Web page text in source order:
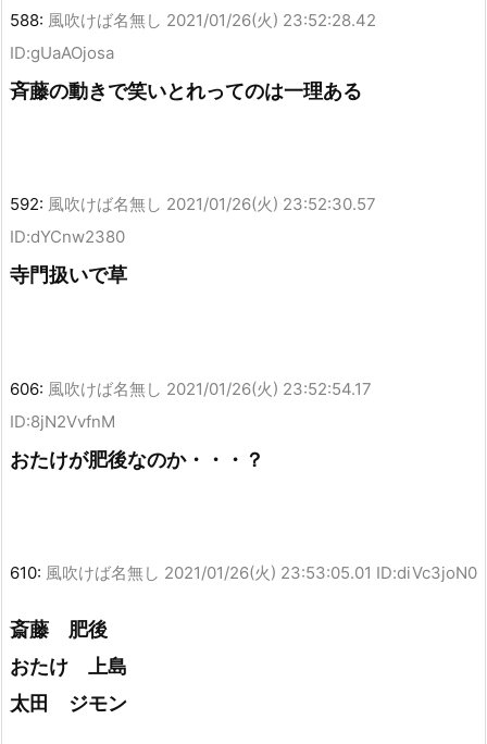
588: 風吹けば名無し 2021/01/26(火) 23:52:28.42
ID:gUaAOjosa
斉藤の動きで笑いとれってのは一理ある
592: 風吹けば名無し 2021/01/26(火) 23:52:30.57
ID:dYCnw2380
寺門扱いで草
606: 風吹けば名無し 2021/01/26(火) 23:52:54.17
ID:8jN2VvfnM
おたけが肥後なのか・・・？
610: 風吹けば名無し 2021/01/26(火) 23:53:05.01 ID:diVc3joN0
斎藤 肥後
おたけ 上島
太田 ジモン